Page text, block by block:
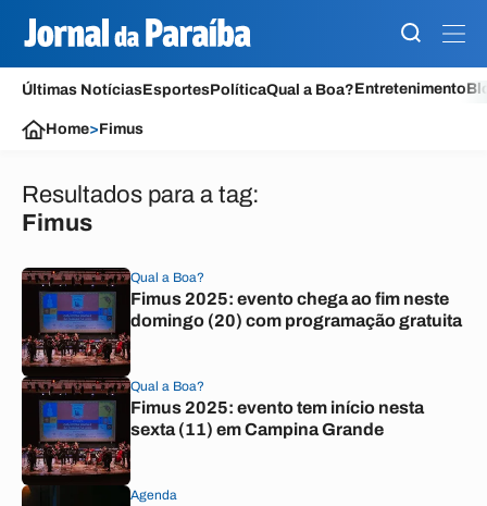
Últimas NotíciasEsportesPolíticaQual a Boa?Entretenimento
Home>Fimus
Resultados para a tag:
Fimus
Qual a Boa?
Fimus 2025: evento chega ao fim neste
domingo (20) com programação gratuita
Qual a Boa?
Fimus 2025: evento tem início nesta
sexta (11) em Campina Grande
Agenda